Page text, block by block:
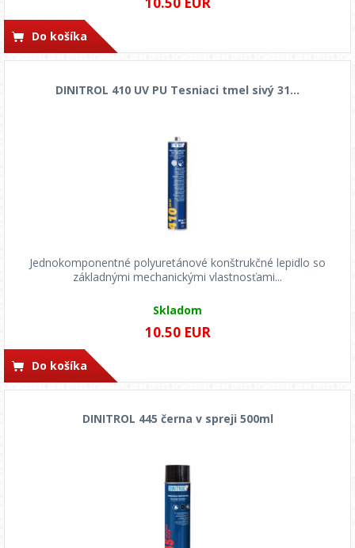
Do košíka
DINITROL 410 UV PU Tesniaci tmel sivý 31...
Jednokomponentné polyuretánové konštrukčné lepidlo so
základnými mechanickými vlastnosťami...
Skladom
10.50 EUR
Do košíka
DINITROL 445 černa v spreji 500ml